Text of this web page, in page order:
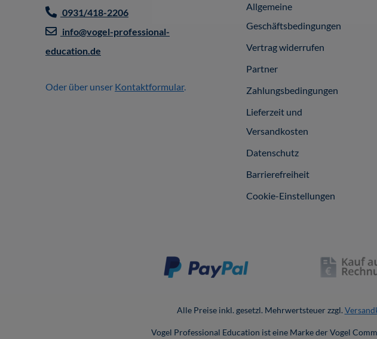
0931/418-2206
info@vogel-professional-
education.de
Oder über unser Kontaktformular.
Allgemeine
Geschäftsbedingungen
Vertrag widerrufen
Partner
Zahlungsbedingungen
Lieferzeit und
Versandkosten
Datenschutz
Barrierefreiheit
Cookie-Einstellungen
Alle Preise inkl. gesetzl. Mehrwertsteuer zzgl.
Vogel Professional Education ist eine Marke der Vogel